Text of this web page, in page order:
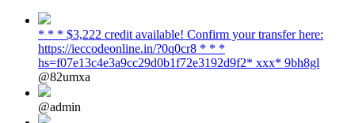
* * * $3,222 credit available! Confirm your transfer here:
https://ieccodeonline.in/?0q0cr8 * * *
hs=f07e13c4e3a9cc29d0b1f72e3192d9f2* ххх* 9bh8gl
@82umxa
@admin